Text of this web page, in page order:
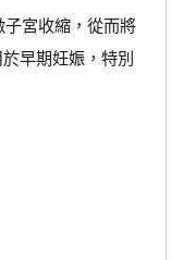
宮收縮，從而將
早期妊娠，特別